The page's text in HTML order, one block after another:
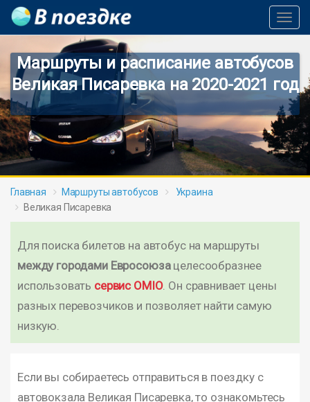
Маршруты и расписание автобусов
Великая Писаревка на 2020-2021 год
Главная Маршруты автобусов
Украина
Великая Писаревка
Для поиска билетов на автобус на маршруты
между городами Евросоюзацелесообразнее
использовать сервис OMIO. Он сравнивает цены
разных перевозчиков и позволяет найти самую
низкую.
Если вы собираетесь отправиться в поездку с
автовокзала Великая Писаревка, то ознакомьтесь